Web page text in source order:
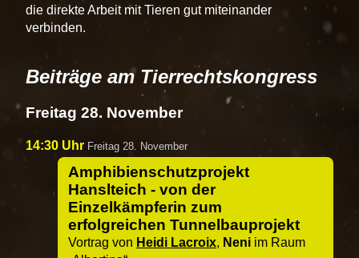
die direkte Arbeit mit Tieren gut miteinander
verbinden.
Beiträge am Tierrechtskongress
Freitag 28. November
14:30 Uhr Freitag 28. November
Amphibienschutzprojekt
Hanslteich - von der
Einzelkämpferin zum
erfolgreichen Tunnelbauprojekt
Vortrag von Heidi Lacroix, Neniim Raum